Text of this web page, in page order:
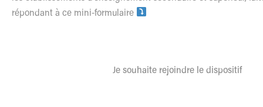
répondant à ce mini-formulaire
Je souhaite rejoindre le dispositif